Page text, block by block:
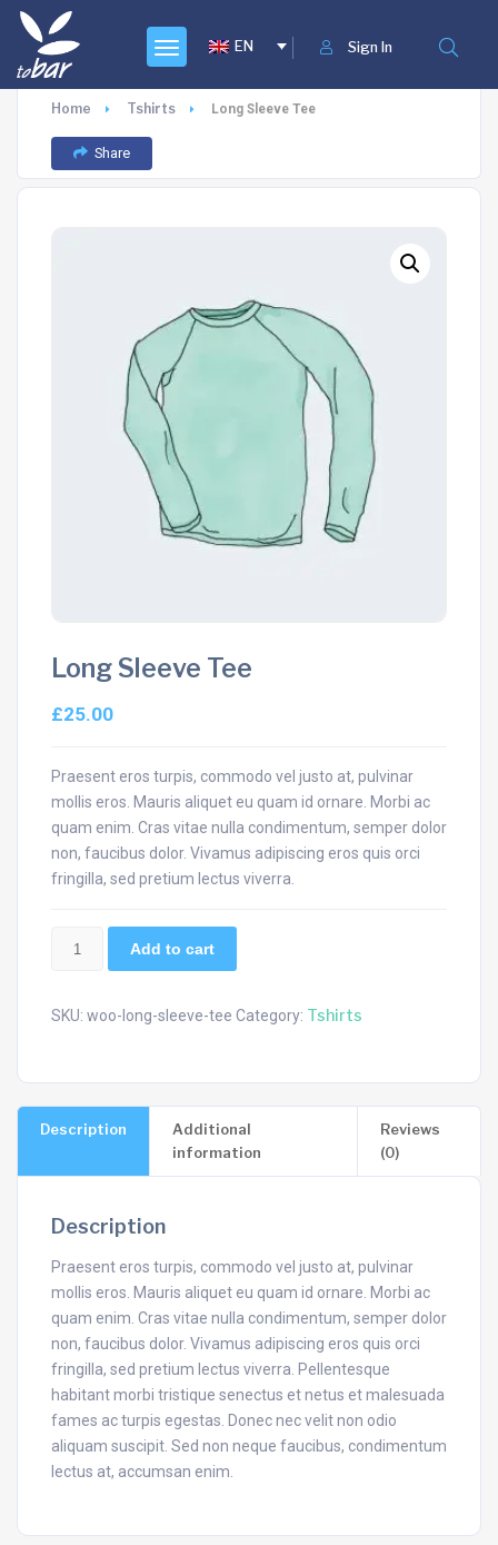
Sign In
EN
Home Tshirts Long Sleeve Tee
Share
Long Sleeve Tee
£25.00
Praesent eros turpis, commodo vel justo at, pulvinar
mollis eros. Mauris aliquet eu quam id ornare. Morbi ac
quam enim. Cras vitae nulla condimentum, semper dolor
non, faucibus dolor. Vivamus adipiscing eros quis orci
fringilla, sed pretium lectus viverra.
quantity
Add to cart
SKU: woo-long-sleeve-tee Category: Tshirts
Description
Additional
information
Reviews
(0)
Description
Praesent eros turpis, commodo vel justo at, pulvinar
mollis eros. Mauris aliquet eu quam id ornare. Morbi ac
quam enim. Cras vitae nulla condimentum, semper dolor
non, faucibus dolor. Vivamus adipiscing eros quis orci
fringilla, sed pretium lectus viverra. Pellentesque
habitant morbi tristique senectus et netus et malesuada
fames ac turpis egestas. Donec nec velit non odio
aliquam suscipit. Sed non neque faucibus, condimentum
lectus at, accumsan enim.